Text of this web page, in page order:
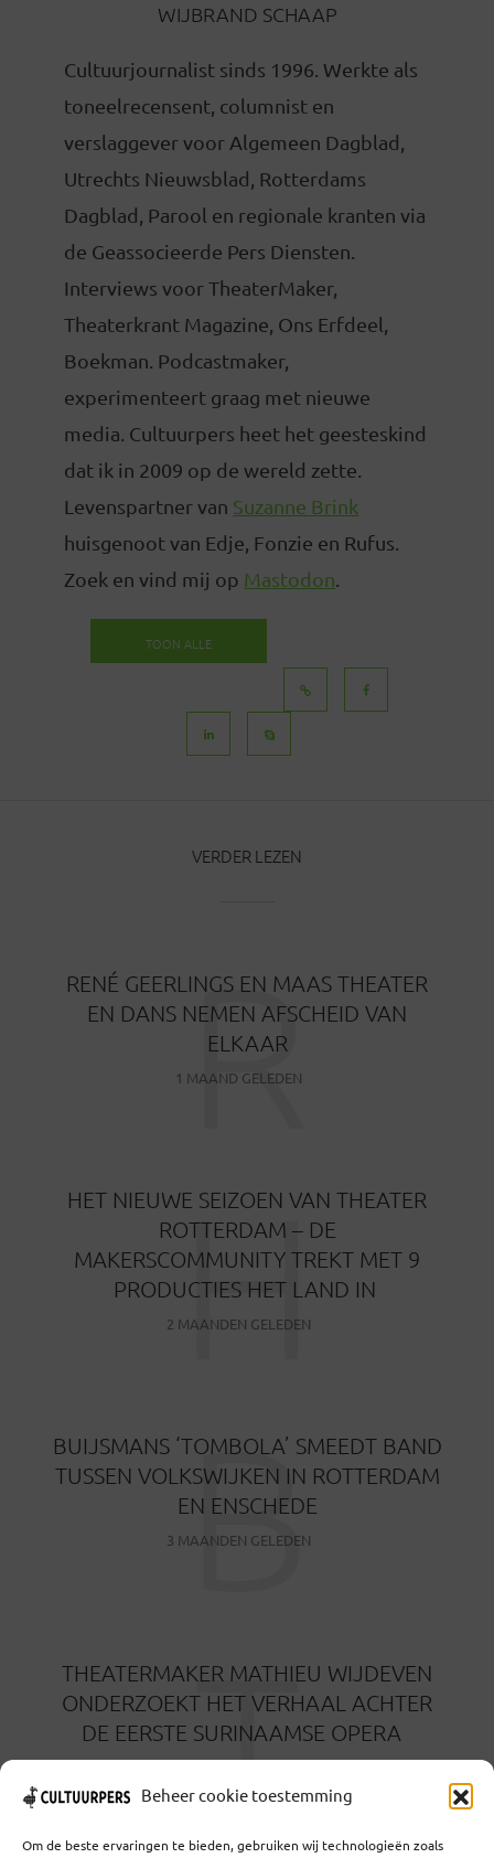
Beheer cookie toestemming
Om de beste ervaringen te bieden, gebruiken wij technologieën zoals
WIJBRAND SCHAAP
Cultuurjournalist sinds 1996. Werkte als
toneelrecensent, columnist en
verslaggever voor Algemeen Dagblad,
Utrechts Nieuwsblad, Rotterdams
Dagblad, Parool en regionale kranten via
de Geassocieerde Pers Diensten.
Interviews voor TheaterMaker,
Theaterkrant Magazine, Ons Erfdeel,
Boekman. Podcastmaker,
experimenteert graag met nieuwe
media. Cultuurpers heet het geesteskind
dat ik in 2009 op de wereld zette.
Levenspartner van Suzanne Brink
huisgenoot van Edje, Fonzie en Rufus.
Zoek en vind mij op Mastodon
TOON ALLE
VERDER LEZEN
RENÉ GEERLINGS EN MAAS THEATER
EN DANS NEMEN AFSCHEID VAN
ELKAAR
1 MAAND GELEDEN
R
HET NIEUWE SEIZOEN VAN THEATER
ROTTERDAM – DE
MAKERSCOMMUNITY TREKT MET 9
PRODUCTIES HET LAND IN
2 MAANDEN GELEDEN
H
BUIJSMANS ‘TOMBOLA’ SMEEDT BAND
TUSSEN VOLKSWIJKEN IN ROTTERDAM
EN ENSCHEDE
3 MAANDEN GELEDEN
B
THEATERMAKER MATHIEU WIJDEVEN
ONDERZOEKT HET VERHAAL ACHTER
DE EERSTE SURINAAMSE OPERA
T